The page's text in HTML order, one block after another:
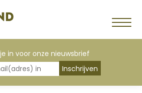
in voor onze nieuwsbrief